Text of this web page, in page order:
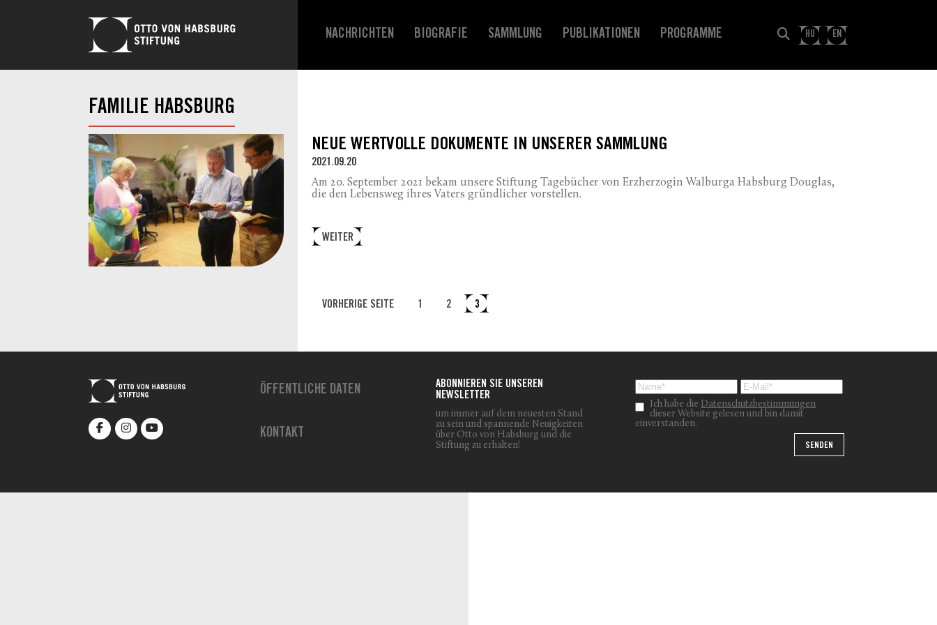
NACHRICHTEN BIOGRAFIE SAMMLUNG PUBLIKATIONEN PROGRAMME HU EN
FAMILIE HABSBURG
NEUE WERTVOLLE DOKUMENTE IN UNSERER SAMMLUNG
2021.09.20
Am 20. September 2021 bekam unsere Stiftung Tagebücher von Erzherzogin Walburga Habsburg Douglas,
die den Lebensweg ihres Vaters gründlicher vorstellen.
WEITER
VORHERIGE SEITE 1 2 3
ÖFFENTLICHE DATEN
KONTAKT
ABONNIEREN SIE UNSEREN
NEWSLETTER
um immer auf dem neuesten Stand
zu sein und spannende Neuigkeiten
über Otto von Habsburg und die
Stiftung zu erhalten!
Ich habe die Datenschutzbestimmungen
dieser Website gelesen und bin damit
einverstanden.